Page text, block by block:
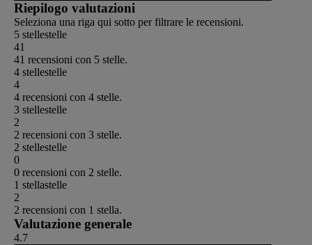
Riepilogo valutazioni
Seleziona una riga qui sotto per filtrare le recensioni.
5 stellestelle
41
41 recensioni con 5 stelle.
4 stellestelle
4
4 recensioni con 4 stelle.
3 stellestelle
2
2 recensioni con 3 stelle.
2 stellestelle
0
0 recensioni con 2 stelle.
1 stellastelle
2
2 recensioni con 1 stella.
Valutazione generale
4.7